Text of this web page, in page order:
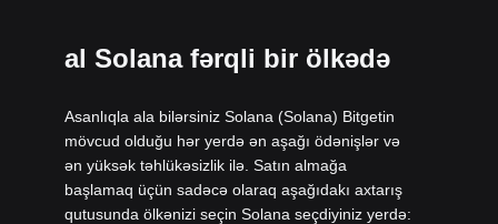
al Solana fərqli bir ölkədə
Asanlıqla ala bilərsiniz Solana (Solana) Bitgetin
mövcud olduğu hər yerdə ən aşağı ödənişlər və
ən yüksək təhlükəsizlik ilə. Satın almağa
başlamaq üçün sadəcə olaraq aşağıdakı axtarış
qutusunda ölkənizi seçin Solana seçdiyiniz yerdə: